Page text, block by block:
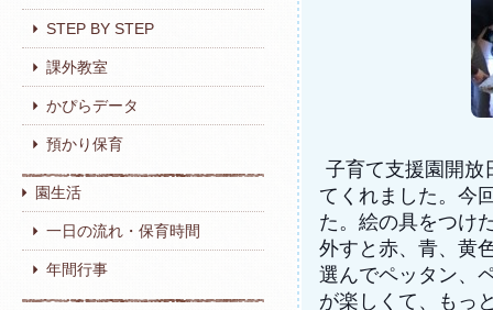
STEP BY STEP
課外教室
かぴらデータ
預かり保育
園生活
一日の流れ・保育時間
年間行事
子育て支援園開
てくれました。今
た。絵の具をつけ
外すと赤、青、黄
選んでペッタン、
が楽しくて、もっ